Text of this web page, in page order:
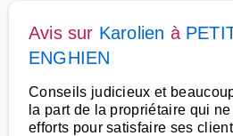
Avis sur Karolien à
ENGHIEN
Conseils judicieux et
la part de la propriétaire qui
efforts pour satisfaire ses